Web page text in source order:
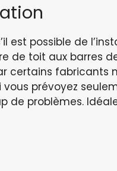
est possible de
de toit aux barres
certains fabricants
vous prévoyez
de problèmes.